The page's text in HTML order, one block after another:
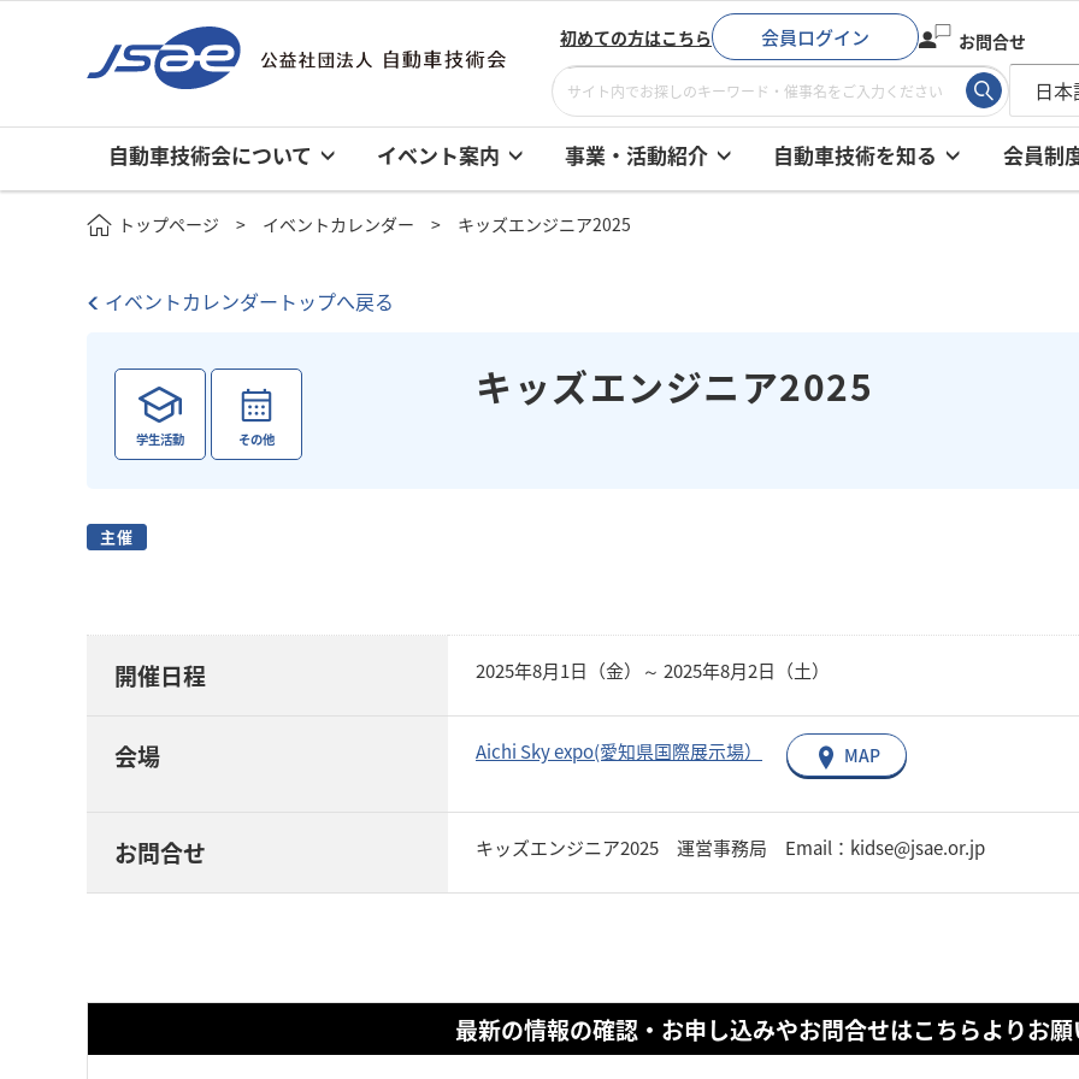
初めての方はこちら 会員ログイン お問合せ
自動車技術会について イベント案内 事業・活動紹介 自動車技術を知る 会員制
トップページ イベントカレンダー キッズエンジニア2025
イベントカレンダートップへ戻る
キッズエンジニア2025
学生活動 その他
主催
開催日程 2025年8月1日（金）～ 2025年8月2日（土）
会場 Aichi Sky expo(愛知県国際展示場） MAP
お問合せ キッズエンジニア2025 運営事務局 Email：kidse@jsae.or.jp
最新の情報の確認・お申し込みやお問合せはこちらよりお